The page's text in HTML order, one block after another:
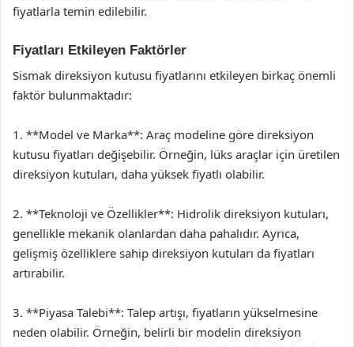
fiyatlarla temin edilebilir.
Fiyatları Etkileyen Faktörler
Sismak direksiyon kutusu fiyatlarını etkileyen birkaç önemli
faktör bulunmaktadır:
1. **Model ve Marka**: Araç modeline göre direksiyon
kutusu fiyatları değişebilir. Örneğin, lüks araçlar için üretilen
direksiyon kutuları, daha yüksek fiyatlı olabilir.
2. **Teknoloji ve Özellikler**: Hidrolik direksiyon kutuları,
genellikle mekanik olanlardan daha pahalıdır. Ayrıca,
gelişmiş özelliklere sahip direksiyon kutuları da fiyatları
artırabilir.
3. **Piyasa Talebi**: Talep artışı, fiyatların yükselmesine
neden olabilir. Örneğin, belirli bir modelin direksiyon